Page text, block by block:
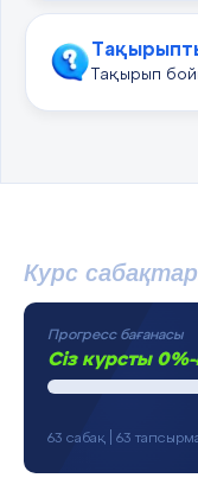
Тақырып
Курс
Прогресс бағанасы
Сіз курсты 0%-
63 сабақ | 63